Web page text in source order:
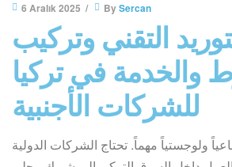
6 Aralık 2025 BySercan
التقني وتركيب
والخدمة في تركيا
للشركات الأجنبية
ولوجستياً مهماً. تحتاج الشركات الدولية